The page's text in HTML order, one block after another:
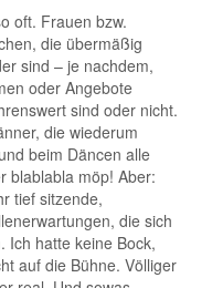
oft. Frauen bzw.
die übermäßig
sind – je nachdem,
oder Angebote
sind oder nicht.
die wiederum
beim Däncen alle
blablabla möp! Aber:
tief sitzende,
die sich
Ich hatte keine Bock,
auf die Bühne. Völliger